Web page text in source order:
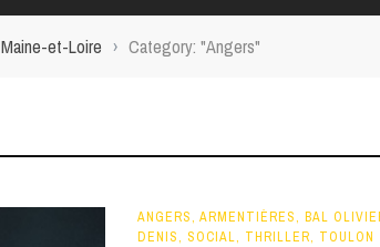
Maine-et-Loire › Category: "Angers"
ANGERS, ARMENTIÈRES, BAL
DENIS, SOCIAL, THRILLER, TOULON